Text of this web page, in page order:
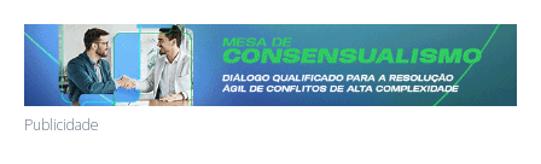
Publicidade